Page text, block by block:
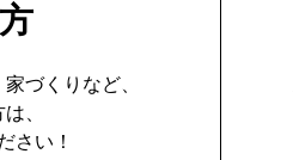
づくりなど、
、
さい！